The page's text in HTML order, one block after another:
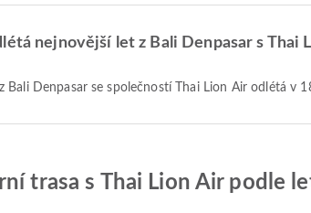
nejnovější let z Bali Denpasar s Thai
z Bali Denpasar se společností Thai Lion Air odlétá
trasa s Thai Lion Air podle